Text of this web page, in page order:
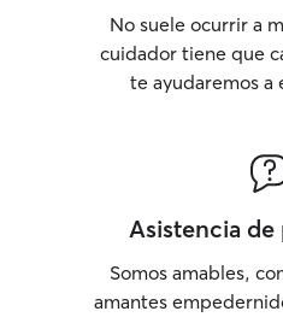
No suele ocurrir a
cuidador tiene que
te ayudaremos a
Asistencia
Somos amables,
amantes